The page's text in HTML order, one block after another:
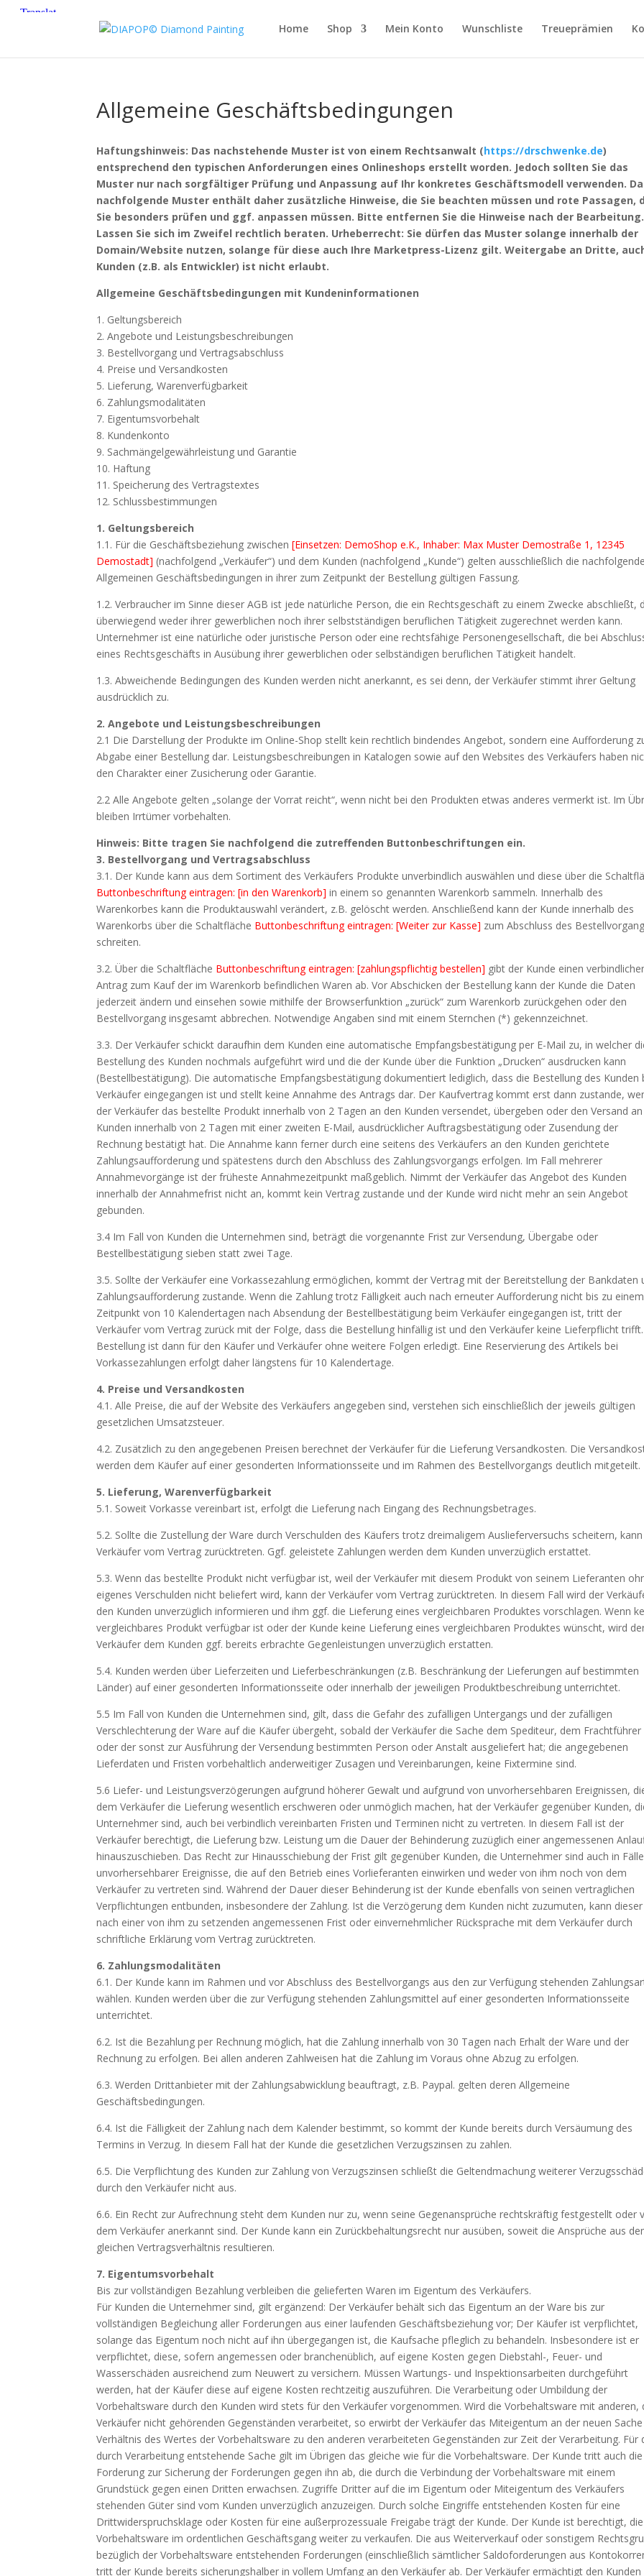
Home Shop Mein Konto Wunschliste Treueprämien
Allgemeine Geschäftsbedingungen
Haftungshinweis: Das nachstehende Muster ist von einem Rechtsanwalt (https://drschwenke.de)
entsprechend den typischen Anforderungen eines Onlineshops erstellt worden. Jedoch sollten Sie das
Muster nur nach sorgfältiger Prüfung und Anpassung auf Ihr konkretes Geschäftsmodell verwenden.
nachfolgende Muster enthält daher zusätzliche Hinweise, die Sie beachten müssen und rote Passagen,
Sie besonders prüfen und ggf. anpassen müssen. Bitte entfernen Sie die Hinweise nach der Bearbeitung.
Lassen Sie sich im Zweifel rechtlich beraten. Urheberrecht: Sie dürfen das Muster solange innerhalb der
Domain/Website nutzen, solange für diese auch Ihre Marketpress-Lizenz gilt. Weitergabe an Dritte,
Kunden (z.B. als Entwickler) ist nicht erlaubt.
Allgemeine Geschäftsbedingungen mit Kundeninformationen
1. Geltungsbereich
2. Angebote und Leistungsbeschreibungen
3. Bestellvorgang und Vertragsabschluss
4. Preise und Versandkosten
5. Lieferung, Warenverfügbarkeit
6. Zahlungsmodalitäten
7. Eigentumsvorbehalt
8. Kundenkonto
9. Sachmängelgewährleistung und Garantie
10. Haftung
11. Speicherung des Vertragstextes
12. Schlussbestimmungen
1. Geltungsbereich
1.1. Für die Geschäftsbeziehung zwischen[Einsetzen: DemoShop e.K., Inhaber: Max Muster Demostraße 1, 12345
Demostadt] (nachfolgend „Verkäufer“) und dem Kunden (nachfolgend „Kunde“) gelten ausschließlich die
Allgemeinen Geschäftsbedingungen in ihrer zum Zeitpunkt der Bestellung gültigen Fassung.
1.2. Verbraucher im Sinne dieser AGB ist jede natürliche Person, die ein Rechtsgeschäft zu einem Zwecke abschließt,
überwiegend weder ihrer gewerblichen noch ihrer selbstständigen beruflichen Tätigkeit zugerechnet werden kann.
Unternehmer ist eine natürliche oder juristische Person oder eine rechtsfähige Personengesellschaft, die bei
eines Rechtsgeschäfts in Ausübung ihrer gewerblichen oder selbständigen beruflichen Tätigkeit handelt.
1.3. Abweichende Bedingungen des Kunden werden nicht anerkannt, es sei denn, der Verkäufer stimmt ihrer Geltung
ausdrücklich zu.
2. Angebote und Leistungsbeschreibungen
2.1 Die Darstellung der Produkte im Online-Shop stellt kein rechtlich bindendes Angebot, sondern eine Aufforderung
Abgabe einer Bestellung dar. Leistungsbeschreibungen in Katalogen sowie auf den Websites des Verkäufers haben
den Charakter einer Zusicherung oder Garantie.
2.2 Alle Angebote gelten „solange der Vorrat reicht“, wenn nicht bei den Produkten etwas anderes vermerkt ist. Im
bleiben Irrtümer vorbehalten.
Hinweis: Bitte tragen Sie nachfolgend die zutreffenden Buttonbeschriftungen ein.
3. Bestellvorgang und Vertragsabschluss
3.1. Der Kunde kann aus dem Sortiment des Verkäufers Produkte unverbindlich auswählen und diese über die
Buttonbeschriftung eintragen: [in den Warenkorb] in einem so genannten Warenkorb sammeln. Innerhalb des
Warenkorbes kann die Produktauswahl verändert, z.B. gelöscht werden. Anschließend kann der Kunde innerhalb des
Warenkorbs über die Schaltfläche Buttonbeschriftung eintragen: [Weiter zur Kasse] zum Abschluss des
schreiten.
3.2. Über die Schaltfläche Buttonbeschriftung eintragen: [zahlungspflichtig bestellen] gibt der Kunde einen
Antrag zum Kauf der im Warenkorb befindlichen Waren ab. Vor Abschicken der Bestellung kann der Kunde die Daten
jederzeit ändern und einsehen sowie mithilfe der Browserfunktion „zurück“ zum Warenkorb zurückgehen oder den
Bestellvorgang insgesamt abbrechen. Notwendige Angaben sind mit einem Sternchen (*) gekennzeichnet.
3.3. Der Verkäufer schickt daraufhin dem Kunden eine automatische Empfangsbestätigung per E-Mail zu, in welcher
Bestellung des Kunden nochmals aufgeführt wird und die der Kunde über die Funktion „Drucken“ ausdrucken kann
(Bestellbestätigung). Die automatische Empfangsbestätigung dokumentiert lediglich, dass die Bestellung des Kunden
Verkäufer eingegangen ist und stellt keine Annahme des Antrags dar. Der Kaufvertrag kommt erst dann zustande,
der Verkäufer das bestellte Produkt innerhalb von 2 Tagen an den Kunden versendet, übergeben oder den Versand
Kunden innerhalb von 2 Tagen mit einer zweiten E-Mail, ausdrücklicher Auftragsbestätigung oder Zusendung der
Rechnung bestätigt hat. Die Annahme kann ferner durch eine seitens des Verkäufers an den Kunden gerichtete
Zahlungsaufforderung und spätestens durch den Abschluss des Zahlungsvorgangs erfolgen. Im Fall mehrerer
Annahmevorgänge ist der früheste Annahmezeitpunkt maßgeblich. Nimmt der Verkäufer das Angebot des Kunden
innerhalb der Annahmefrist nicht an, kommt kein Vertrag zustande und der Kunde wird nicht mehr an sein Angebot
gebunden.
3.4 Im Fall von Kunden die Unternehmen sind, beträgt die vorgenannte Frist zur Versendung, Übergabe oder
Bestellbestätigung sieben statt zwei Tage.
3.5. Sollte der Verkäufer eine Vorkassezahlung ermöglichen, kommt der Vertrag mit der Bereitstellung der Bankdaten
Zahlungsaufforderung zustande. Wenn die Zahlung trotz Fälligkeit auch nach erneuter Aufforderung nicht bis zu einem
Zeitpunkt von 10 Kalendertagen nach Absendung der Bestellbestätigung beim Verkäufer eingegangen ist, tritt der
Verkäufer vom Vertrag zurück mit der Folge, dass die Bestellung hinfällig ist und den Verkäufer keine Lieferpflicht
Bestellung ist dann für den Käufer und Verkäufer ohne weitere Folgen erledigt. Eine Reservierung des Artikels bei
Vorkassezahlungen erfolgt daher längstens für 10 Kalendertage.
4. Preise und Versandkosten
4.1. Alle Preise, die auf der Website des Verkäufers angegeben sind, verstehen sich einschließlich der jeweils gültigen
gesetzlichen Umsatzsteuer.
4.2. Zusätzlich zu den angegebenen Preisen berechnet der Verkäufer für die Lieferung Versandkosten. Die
werden dem Käufer auf einer gesonderten Informationsseite und im Rahmen des Bestellvorgangs deutlich mitgeteilt.
5. Lieferung, Warenverfügbarkeit
5.1. Soweit Vorkasse vereinbart ist, erfolgt die Lieferung nach Eingang des Rechnungsbetrages.
5.2. Sollte die Zustellung der Ware durch Verschulden des Käufers trotz dreimaligem Auslieferversuchs scheitern,
Verkäufer vom Vertrag zurücktreten. Ggf. geleistete Zahlungen werden dem Kunden unverzüglich erstattet.
5.3. Wenn das bestellte Produkt nicht verfügbar ist, weil der Verkäufer mit diesem Produkt von seinem Lieferanten
eigenes Verschulden nicht beliefert wird, kann der Verkäufer vom Vertrag zurücktreten. In diesem Fall wird der
den Kunden unverzüglich informieren und ihm ggf. die Lieferung eines vergleichbaren Produktes vorschlagen. Wenn
vergleichbares Produkt verfügbar ist oder der Kunde keine Lieferung eines vergleichbaren Produktes wünscht, wird
Verkäufer dem Kunden ggf. bereits erbrachte Gegenleistungen unverzüglich erstatten.
5.4. Kunden werden über Lieferzeiten und Lieferbeschränkungen (z.B. Beschränkung der Lieferungen auf bestimmten
Länder) auf einer gesonderten Informationsseite oder innerhalb der jeweiligen Produktbeschreibung unterrichtet.
5.5 Im Fall von Kunden die Unternehmen sind, gilt, dass die Gefahr des zufälligen Untergangs und der zufälligen
Verschlechterung der Ware auf die Käufer übergeht, sobald der Verkäufer die Sache dem Spediteur, dem Frachtführer
oder der sonst zur Ausführung der Versendung bestimmten Person oder Anstalt ausgeliefert hat; die angegebenen
Lieferdaten und Fristen vorbehaltlich anderweitiger Zusagen und Vereinbarungen, keine Fixtermine sind.
5.6 Liefer- und Leistungsverzögerungen aufgrund höherer Gewalt und aufgrund von unvorhersehbaren Ereignissen,
dem Verkäufer die Lieferung wesentlich erschweren oder unmöglich machen, hat der Verkäufer gegenüber Kunden,
Unternehmer sind, auch bei verbindlich vereinbarten Fristen und Terminen nicht zu vertreten. In diesem Fall ist der
Verkäufer berechtigt, die Lieferung bzw. Leistung um die Dauer der Behinderung zuzüglich einer angemessenen
hinauszuschieben. Das Recht zur Hinausschiebung der Frist gilt gegenüber Kunden, die Unternehmer sind auch in
unvorhersehbarer Ereignisse, die auf den Betrieb eines Vorlieferanten einwirken und weder von ihm noch von dem
Verkäufer zu vertreten sind. Während der Dauer dieser Behinderung ist der Kunde ebenfalls von seinen vertraglichen
Verpflichtungen entbunden, insbesondere der Zahlung. Ist die Verzögerung dem Kunden nicht zuzumuten, kann dieser
nach einer von ihm zu setzenden angemessenen Frist oder einvernehmlicher Rücksprache mit dem Verkäufer durch
schriftliche Erklärung vom Vertrag zurücktreten.
6. Zahlungsmodalitäten
6.1. Der Kunde kann im Rahmen und vor Abschluss des Bestellvorgangs aus den zur Verfügung stehenden
wählen. Kunden werden über die zur Verfügung stehenden Zahlungsmittel auf einer gesonderten Informationsseite
unterrichtet.
6.2. Ist die Bezahlung per Rechnung möglich, hat die Zahlung innerhalb von 30 Tagen nach Erhalt der Ware und der
Rechnung zu erfolgen. Bei allen anderen Zahlweisen hat die Zahlung im Voraus ohne Abzug zu erfolgen.
6.3. Werden Drittanbieter mit der Zahlungsabwicklung beauftragt, z.B. Paypal. gelten deren Allgemeine
Geschäftsbedingungen.
6.4. Ist die Fälligkeit der Zahlung nach dem Kalender bestimmt, so kommt der Kunde bereits durch Versäumung des
Termins in Verzug. In diesem Fall hat der Kunde die gesetzlichen Verzugszinsen zu zahlen.
6.5. Die Verpflichtung des Kunden zur Zahlung von Verzugszinsen schließt die Geltendmachung weiterer
durch den Verkäufer nicht aus.
6.6. Ein Recht zur Aufrechnung steht dem Kunden nur zu, wenn seine Gegenansprüche rechtskräftig festgestellt oder
dem Verkäufer anerkannt sind. Der Kunde kann ein Zurückbehaltungsrecht nur ausüben, soweit die Ansprüche aus
gleichen Vertragsverhältnis resultieren.
7. Eigentumsvorbehalt
Bis zur vollständigen Bezahlung verbleiben die gelieferten Waren im Eigentum des Verkäufers.
Für Kunden die Unternehmer sind, gilt ergänzend: Der Verkäufer behält sich das Eigentum an der Ware bis zur
vollständigen Begleichung aller Forderungen aus einer laufenden Geschäftsbeziehung vor; Der Käufer ist verpflichtet,
solange das Eigentum noch nicht auf ihn übergegangen ist, die Kaufsache pfleglich zu behandeln. Insbesondere ist er
verpflichtet, diese, sofern angemessen oder branchenüblich, auf eigene Kosten gegen Diebstahl-, Feuer- und
Wasserschäden ausreichend zum Neuwert zu versichern. Müssen Wartungs- und Inspektionsarbeiten durchgeführt
werden, hat der Käufer diese auf eigene Kosten rechtzeitig auszuführen. Die Verarbeitung oder Umbildung der
Vorbehaltsware durch den Kunden wird stets für den Verkäufer vorgenommen. Wird die Vorbehaltsware mit anderen,
Verkäufer nicht gehörenden Gegenständen verarbeitet, so erwirbt der Verkäufer das Miteigentum an der neuen
Verhältnis des Wertes der Vorbehaltsware zu den anderen verarbeiteten Gegenständen zur Zeit der Verarbeitung. Für
durch Verarbeitung entstehende Sache gilt im Übrigen das gleiche wie für die Vorbehaltsware. Der Kunde tritt auch die
Forderung zur Sicherung der Forderungen gegen ihn ab, die durch die Verbindung der Vorbehaltsware mit einem
Grundstück gegen einen Dritten erwachsen. Zugriffe Dritter auf die im Eigentum oder Miteigentum des Verkäufers
stehenden Güter sind vom Kunden unverzüglich anzuzeigen. Durch solche Eingriffe entstehenden Kosten für eine
Drittwiderspruchsklage oder Kosten für eine außerprozessuale Freigabe trägt der Kunde. Der Kunde ist berechtigt, die
Vorbehaltsware im ordentlichen Geschäftsgang weiter zu verkaufen. Die aus Weiterverkauf oder sonstigem
bezüglich der Vorbehaltsware entstehenden Forderungen (einschließlich sämtlicher Saldoforderungen aus
tritt der Kunde bereits sicherungshalber in vollem Umfang an den Verkäufer ab. Der Verkäufer ermächtigt den Kunden